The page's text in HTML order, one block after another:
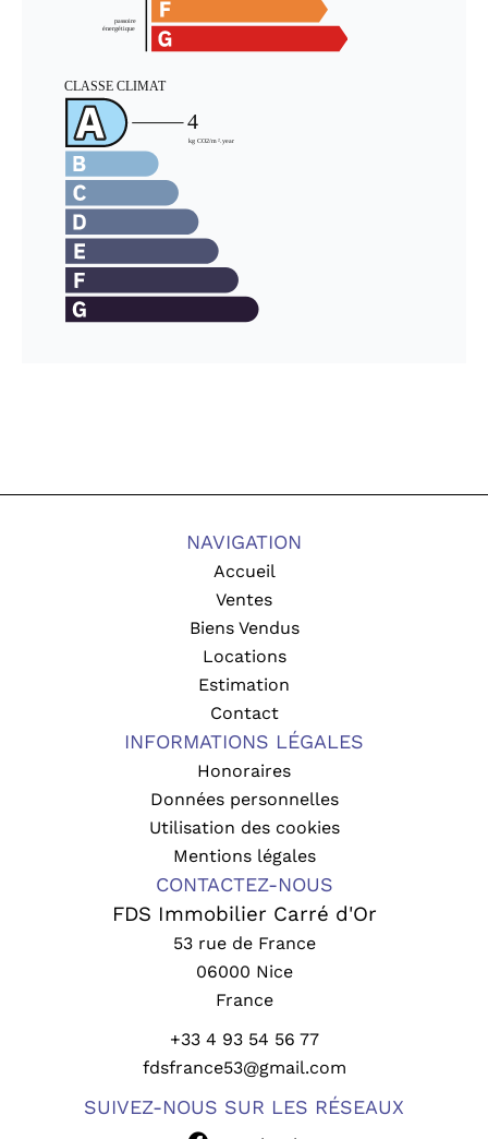
NAVIGATION
Accueil
Ventes
Biens Vendus
Locations
Estimation
Contact
INFORMATIONS LÉGALES
Honoraires
Données personnelles
Utilisation des cookies
Mentions légales
CONTACTEZ-NOUS
FDS Immobilier Carré d'Or
53 rue de France
06000 Nice
France
+33 4 93 54 56 77
fdsfrance53@gmail.com
SUIVEZ-NOUS SUR LES RÉSEAUX